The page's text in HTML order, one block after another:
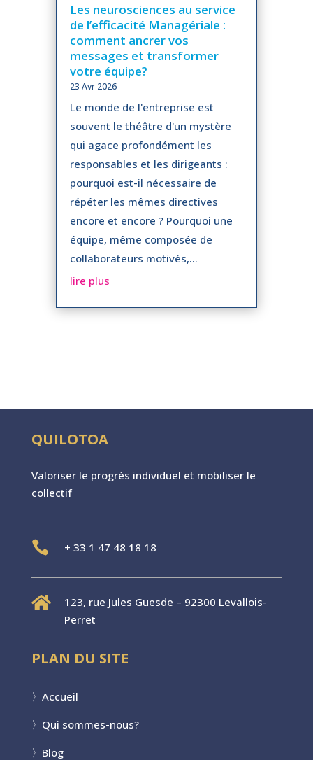
Les neurosciences au service
de l’efficacité Managériale :
comment ancrer vos
messages et transformer
votre équipe?
23 Avr 2026
Le monde de l'entreprise est
souvent le théâtre d'un mystère
qui agace profondément les
responsables et les dirigeants :
pourquoi est-il nécessaire de
répéter les mêmes directives
encore et encore ? Pourquoi une
équipe, même composée de
collaborateurs motivés,...
lire plus
QUILOTOA
Valoriser le progrès individuel et mobiliser le
collectif
 + 33 1 47 48 18 18

123, rue Jules Guesde – 92300 Levallois-
Perret
PLAN DU SITE
〉 Accueil
〉 Qui sommes-nous?
〉 Blog